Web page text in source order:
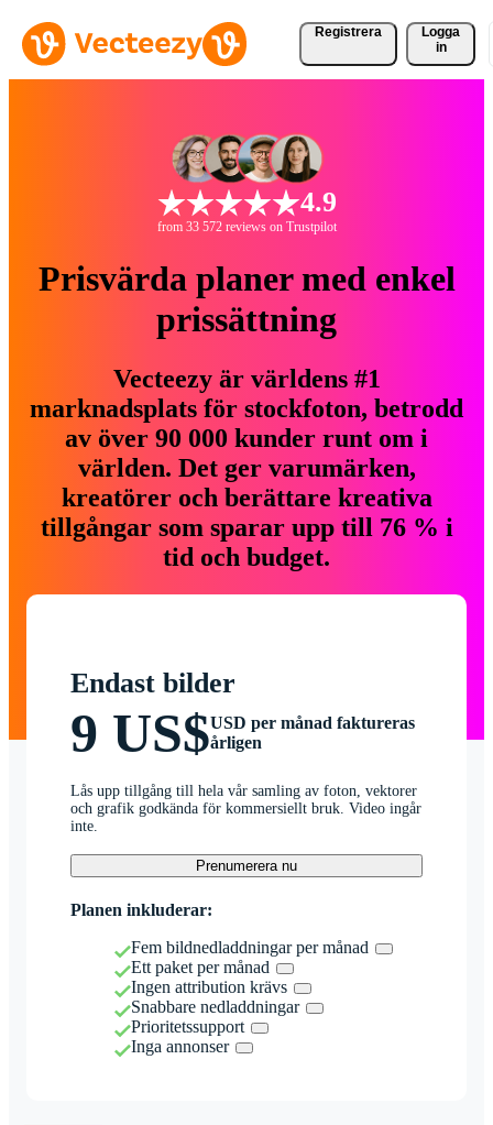
Registrera
Logga
in
4.9
from 33 572 reviews on Trustpilot
Prisvärda planer med enkel
prissättning
Vecteezy är världens #1
marknadsplats för stockfoton, betrodd
av över 90 000 kunder runt om i
världen. Det ger varumärken,
kreatörer och berättare kreativa
tillgångar som sparar upp till 76 % i
tid och budget.
Endast bilder
9 US$USD per månad faktureras
årligen
Lås upp tillgång till hela vår samling av foton, vektorer
och grafik godkända för kommersiellt bruk. Video ingår
inte.
Prenumerera nu
Planen inkluderar:
Fem bildnedladdningar per månad
Ett paket per månad
Ingen attribution krävs
Snabbare nedladdningar
Prioritetssupport
Inga annonser